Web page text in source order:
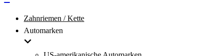
Zahnriemen / Kette
Automarken